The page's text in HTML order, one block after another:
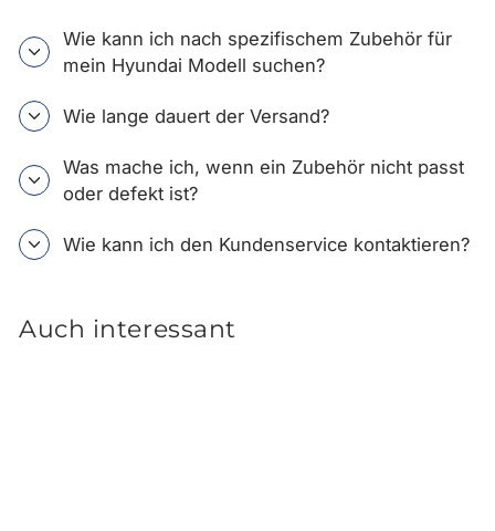
Wie kann ich nach spezifischem Zubehör für
mein Hyundai Modell suchen?
Wie lange dauert der Versand?
Was mache ich, wenn ein Zubehör nicht passt
oder defekt ist?
Wie kann ich den Kundenservice kontaktieren?
Auch interessant